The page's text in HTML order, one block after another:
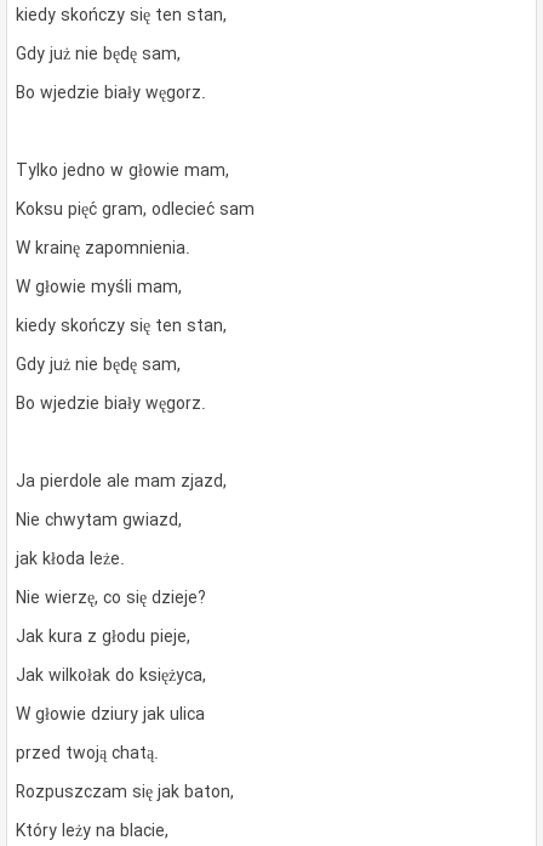
kiedy skończy się ten stan,
Gdy już nie będę sam,
Bo wjedzie biały węgorz.
Tylko jedno w głowie mam,
Koksu pięć gram, odlecieć sam
W krainę zapomnienia.
W głowie myśli mam,
kiedy skończy się ten stan,
Gdy już nie będę sam,
Bo wjedzie biały węgorz.
Ja pierdole ale mam zjazd,
Nie chwytam gwiazd,
jak kłoda leże.
Nie wierzę, co się dzieje?
Jak kura z głodu pieje,
Jak wilkołak do księżyca,
W głowie dziury jak ulica
przed twoją chatą.
Rozpuszczam się jak baton,
Który leży na blacie,